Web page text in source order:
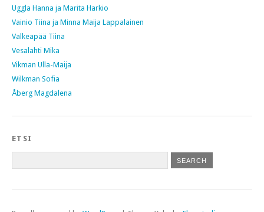
Uggla Hanna ja Marita Harkio
Vainio Tiina ja Minna Maija Lappalainen
Valkeapää Tiina
Vesalahti Mika
Vikman Ulla-Maija
Wilkman Sofia
Åberg Magdalena
ETSI